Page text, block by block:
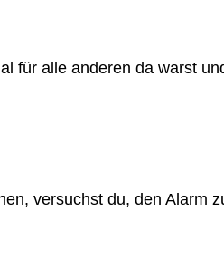
für alle anderen da warst
versuchst du, den Alarm